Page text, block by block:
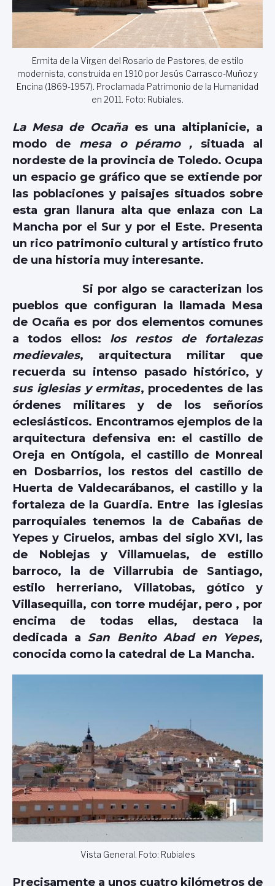
Ermita de la Virgen del Rosario de Pastores, de estilo
modernista, construida en 1910 por Jesús Carrasco-Muñoz y
Encina (1869-1957). Proclamada Patrimonio de la Humanidad
en 2011. Foto: Rubiales.
La Mesa de Ocaña es una altiplanicie, a
modo de mesa o péramo , situada al
nordeste de la provincia de Toledo. Ocupa
un espacio ge gráfico que se extiende por
las poblaciones y paisajes situados sobre
esta gran llanura alta que enlaza con La
Mancha por el Sur y por el Este. Presenta
un rico patrimonio cultural y artístico fruto
de una historia muy interesante.
Si por algo se caracterizan los
pueblos que configuran la llamada Mesa
de Ocaña es por dos elementos comunes
a todos ellos: los restos de fortalezas
medievales, arquitectura militar que
recuerda su intenso pasado histórico, y
sus iglesias y ermitas, procedentes de las
órdenes militares y de los señoríos
eclesiásticos. Encontramos ejemplos de la
arquitectura defensiva en: el castillo de
Oreja en Ontígola, el castillo de Monreal
en Dosbarrios, los restos del castillo de
Huerta de Valdecarábanos, el castillo y la
fortaleza de la Guardia. Entre las iglesias
parroquiales tenemos la de Cabañas de
Yepes y Ciruelos, ambas del siglo XVI, las
de Noblejas y Villamuelas, de estillo
barroco, la de Villarrubia de Santiago,
estilo herreriano, Villatobas, gótico y
Villasequilla, con torre mudéjar, pero , por
encima de todas ellas, destaca la
dedicada a San Benito Abad en Yepes,
conocida como la catedral de La Mancha.
Vista General. Foto: Rubiales
Precisamente a unos cuatro kilómetros de